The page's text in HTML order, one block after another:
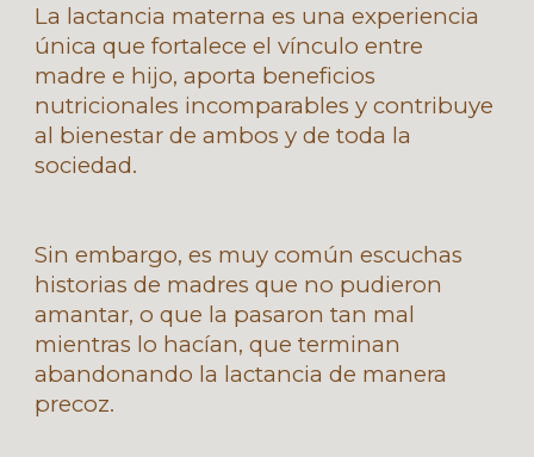
La lactancia materna es una experiencia
única que fortalece el vínculo entre
madre e hijo, aporta beneficios
nutricionales incomparables y contribuye
al bienestar de ambos y de toda la
sociedad.
Sin embargo, es muy común escuchas
historias de madres que no pudieron
amantar, o que la pasaron tan mal
mientras lo hacían, que terminan
abandonando la lactancia de manera
precoz.